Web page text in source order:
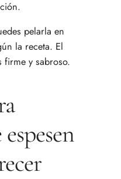
pelarla en
la receta. El
firme y sabroso.